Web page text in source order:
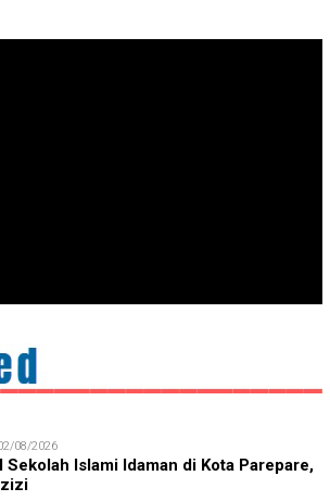
08/2026
Sekolah Islami Idaman di Kota Parepare,